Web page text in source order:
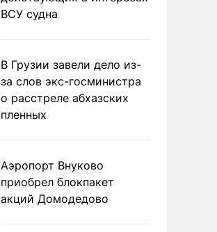
ВСУ судна
В Грузии завели дело из-
за слов экс-госминистра
о расстреле абхазских
пленных
Аэропорт Внуково
приобрел блокпакет
акций Домодедово